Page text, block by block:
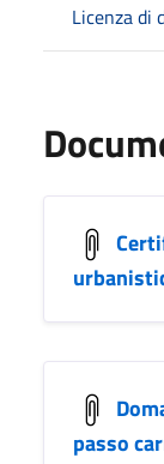
Licenza di
passo